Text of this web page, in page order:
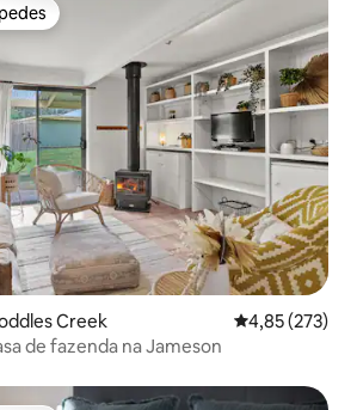
Creek 4,85 de uma
4,85 (273)
de fazenda na Jameson